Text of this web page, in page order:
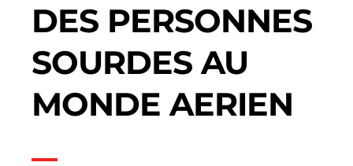
DES PERSONNES
SOURDES AU
MONDE AERIEN